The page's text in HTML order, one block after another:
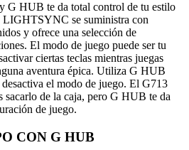
G HUB te da total control de tu estilo
LIGHTSYNC se suministra con
y ofrece una selección de
El modo de juego puede ser tu
ciertas teclas mientras juegas
aventura épica. Utiliza G HUB
el modo de juego. El G713
sacarlo de la caja, pero G HUB te da
de juego.
CON G HUB